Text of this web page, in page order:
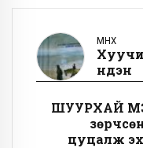
ӨМНӨХ
нүдэн
ШУУРХАЙ
цуцалж